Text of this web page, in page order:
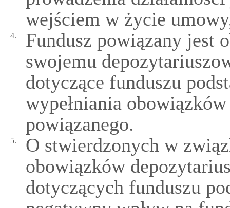
wejściem w życie
4.
Fundusz powiązany jest
swojemu
dotyczące funduszu
wypełniania
powiązanego.
5.
O stwierdzonych w
obowiązków
dotyczących funduszu